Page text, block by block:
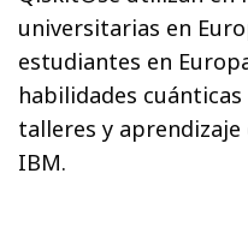
universitarias en
estudiantes en
habilidades
talleres y
IBM.